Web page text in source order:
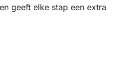
geeft elke stap een extra